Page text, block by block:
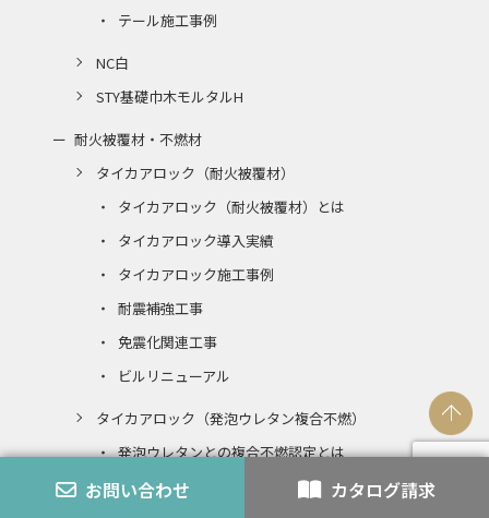
お問い合わせ カタログ請求
テール施工事例
NC白
STY基礎巾木モルタルH
耐火被覆材・不燃材
タイカアロック（耐火被覆材）
タイカアロック（耐火被覆材）とは
タイカアロック導入実績
タイカアロック施工事例
耐震補強工事
免震化関連工事
ビルリニューアル
タイカアロック（発泡ウレタン複合不燃）
発泡ウレタンとの複合不燃認定とは
エコアロック